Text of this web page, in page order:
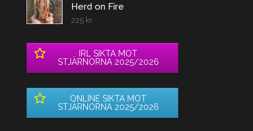
Herd on Fire
225 kr
IRL SIKTA MOT
STJÄRNORNA 2025/2026
ONLINE SIKTA MOT
STJÄRNORNA 2025/2026